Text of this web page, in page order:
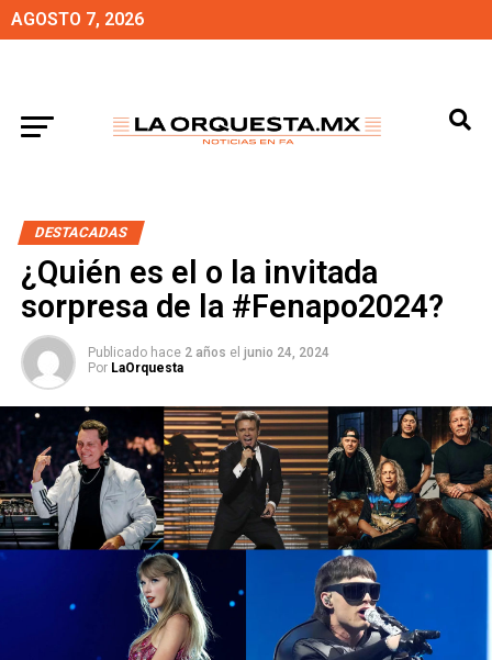
AGOSTO 7, 2026
DESTACADAS
¿Quién es el o la invitada
sorpresa de la #Fenapo2024?
Publicado hace 2 años el junio 24, 2024
Por LaOrquesta